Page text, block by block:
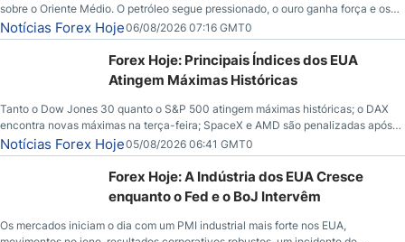
sobre o Oriente Médio. O petróleo segue pressionado, o ouro ganha força e os
investidores aguardam novos indicadores econômicos dos Estados Unidos.
Notícias Forex Hoje06/08/2026 07:16 GMT0
Forex Hoje: Principais Índices dos EUA
Atingem Máximas Históricas
Tanto o Dow Jones 30 quanto o S&P 500 atingem máximas históricas; o DAX
encontra novas máximas na terça-feira; SpaceX e AMD são penalizadas após
chamadas de lucros; o petróleo bruto cai abaixo de $80 com novas esperanças;
o dólar americano continua tentando se estabilizar em relação ao iene; o peso
mexicano vê uma alta à medida que as taxas caem nos EUA.
Notícias Forex Hoje05/08/2026 06:41 GMT0
Forex Hoje: A Indústria dos EUA Cresce
enquanto o Fed e o BoJ Intervêm
Os mercados iniciam o dia com um PMI industrial mais forte nos EUA,